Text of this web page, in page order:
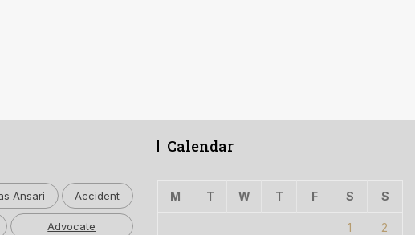
Ansari Accident
Advocate
Calendar
M T W T F S S
1 2